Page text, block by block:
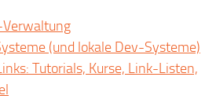
Verwaltung
(und lokale Dev-Systeme)
Tutorials, Kurse, Link-Listen,